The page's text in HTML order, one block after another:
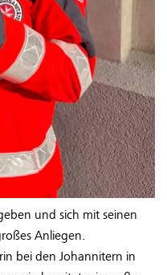
und sich mit seinen
Anliegen.
bei den Johannitern in